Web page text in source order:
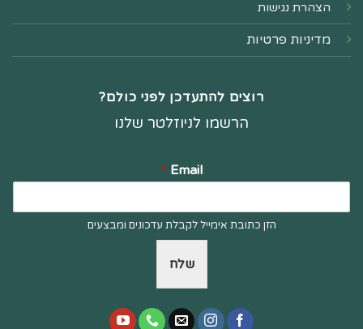
הצהרת נגישות
מדיניות פרטיות
רוצים להתעדכן לפני כולם?
הרשמו לניוזלטר שלנו
Email
*
הזן כתובת אימייל לקבלת עדכונים ומבצעים
שלח